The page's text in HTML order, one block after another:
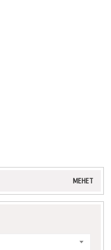
MEHET